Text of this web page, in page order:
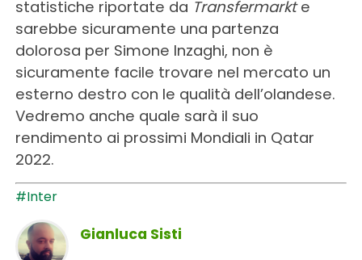
statistiche riportate da Transfermarkte
sarebbe sicuramente una partenza
dolorosa per Simone Inzaghi, non è
sicuramente facile trovare nel mercato un
esterno destro con le qualità dell’olandese.
Vedremo anche quale sarà il suo
rendimento ai prossimi Mondiali in Qatar
2022.
#Inter
Gianluca Sisti